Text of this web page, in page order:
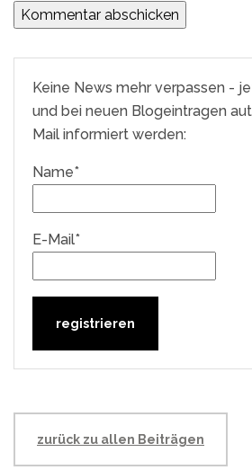
Keine News mehr verpassen -
und bei neuen Blogeintragen
Mail informiert werden:
Name*
E-Mail*
zurück zu allen Beiträgen